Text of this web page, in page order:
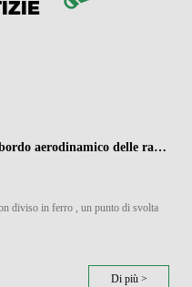
Potenza e precisione scatenante: il bordo aerodinamico delle racchette di badminton divise in ferro
diviso in ferro , un punto di svolta
Di più >